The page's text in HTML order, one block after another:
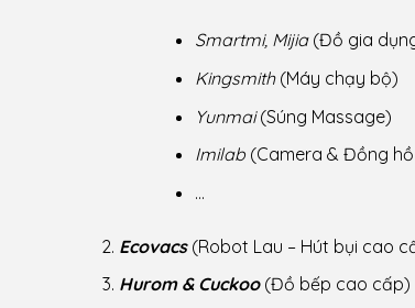
Smartmi, Mijia(Đồ gia
Kingsmith(Máy chạy bộ)
Yunmai(Súng Massage)
Imilab(Camera & Đồng
…
Ecovacs(Robot Lau – Hút bụi cao
Hurom & Cuckoo(Đồ bếp cao cấp)